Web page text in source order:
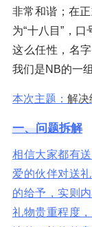
非常和谐；在
为“十八目”，
这么任性，名
我们是NB的一
本次主题： 解决
一、问题拆解
相信大家都有
爱的伙伴对送
的给予，实则
礼物贵重程度